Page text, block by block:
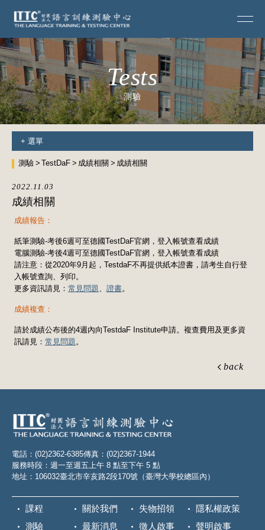
Tests
測驗
+ 選單
測驗 TestDaF 成績相關 成績相關
2022.11.03
成績相關
成績報告：
紙筆測驗-考後6週可至德國TestDaF官網，登入帳號查看成績
電腦測驗-考後4週可至德國TestDaF官網，登入帳號查看成績
請注意：從2020年9月起，TestdaF不再提供紙本證書，請考生自行登
入帳號查詢、列印。
更多資訊請見： 常見問題、 證書。
成績複查：
請於成績公布後的4週內向TestdaF Institute申請。複查費用及更多資
訊請見： 常見問題。
back
電話：(02)2362-6385傳真：(02)2367-1944
服務時段：週一至週五上午 8 點至下午 5 點
地址：106032臺北市辛亥路2段170號（臺灣大學校總區內）
課程
測驗
關於我們
最新消息
失物招領
徵人啟事
隱私權政策
聲明啟事